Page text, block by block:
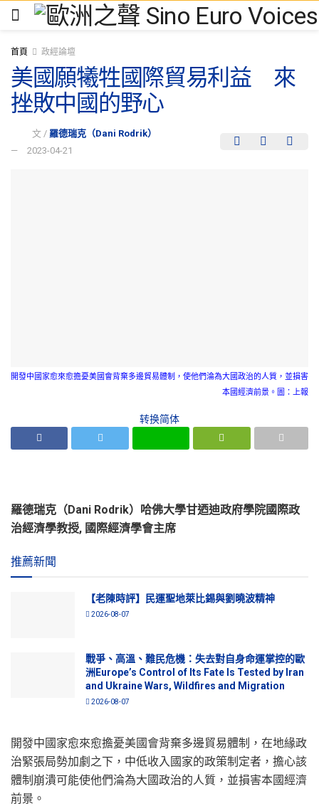
首頁 政經論壇
美國願犧牲國際貿易利益 來
挫敗中國的野心
文 / 羅德瑞克（Dani Rodrik）
2023-04-21
開發中國家愈來愈擔憂美國會背棄多邊貿易體制，使他們淪為大國政治的人質，並損害
本國經濟前景。圖：上報
转换简体
羅德瑞克（Dani Rodrik）哈佛大學甘迺迪政府學院國際政
治經濟學教授, 國際經濟學會主席
推薦新聞
【老陳時評】民運聖地萊比錫與劉曉波精神
2026-08-07
戰爭、高溫、難民危機：失去對自身命運掌控的歐
洲Europe’s Control of Its Fate Is Tested by Iran
and Ukraine Wars, Wildfires and Migration
2026-08-07
開發中國家愈來愈擔憂美國會背棄多邊貿易體制，在地緣政
治緊張局勢加劇之下，中低收入國家的政策制定者，擔心該
體制崩潰可能使他們淪為大國政治的人質，並損害本國經濟
前景。